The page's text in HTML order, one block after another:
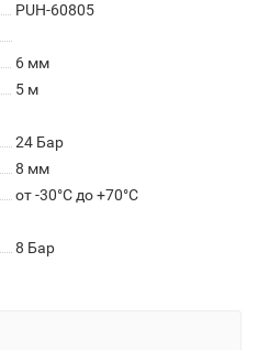
PUH-60805
6 мм
5 м
24 Бар
8 мм
от -30°С до +70°С
8 Бар